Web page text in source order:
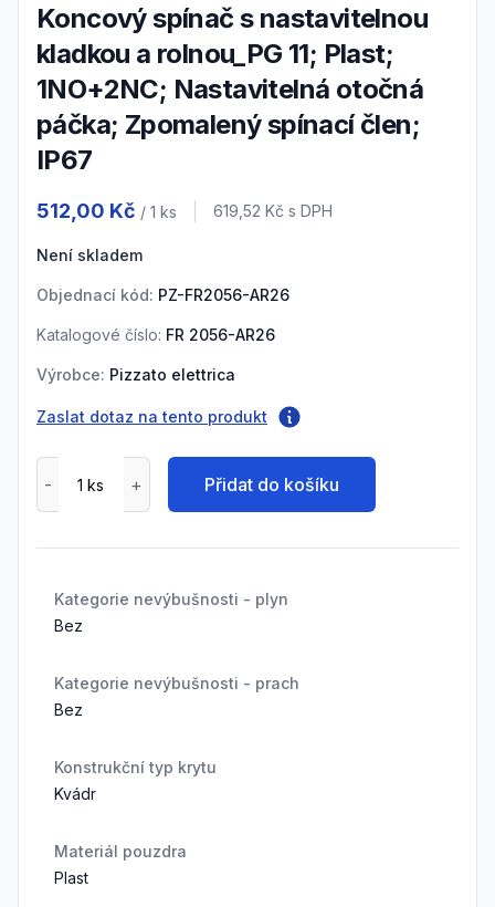
Koncový spínač s nastavitelnou
kladkou a rolnou_PG 11; Plast;
1NO+2NC; Nastavitelná otočná
páčka; Zpomalený spínací člen;
IP67
512,00 Kč / 1 ks Cena s DPH
619,52 Kč s DPH
Není skladem
Objednací kód: PZ-FR2056-AR26
Katalogové číslo: FR 2056-AR26
Výrobce: Pizzato elettrica
Zaslat dotaz na tento produkt
Přidat do košíku
Kategorie nevýbušnosti - plyn
Bez
Kategorie nevýbušnosti - prach
Bez
Konstrukční typ krytu
Kvádr
Materiál pouzdra
Plast